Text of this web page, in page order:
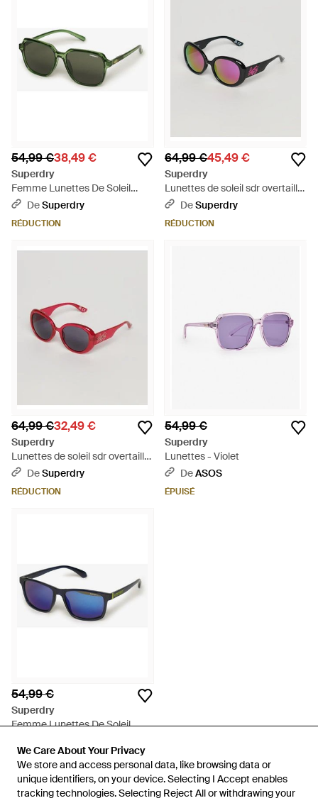
We Care About Your Privacy
We store and access personal data, like browsing data or
unique identifiers, on your device. Selecting I Accept enables
tracking technologies. Selecting Reject All or withdrawing your
We Care About Your Privacy
We store and access personal data, like browsing data or
unique identifiers, on your device. Selecting I Accept enables
tracking technologies. Selecting Reject All or withdrawing your
54,99 €38,49 €
Superdry
Femme Lunettes De Soleil
Carrées Overtaille Taille: 1Taille
DeSuperdry
RÉDUCTION
64,99 €45,49 €
Superdry
Lunettes de soleil sdr overtaille
bug - Noir
DeSuperdry
RÉDUCTION
64,99 €32,49 €
Superdry
Lunettes de soleil sdr overtaille
bug - Rose
DeSuperdry
RÉDUCTION
54,99 €
Superdry
Lunettes - Violet
DeASOS
ÉPUISÉ
54,99 €
Superdry
Femme Lunettes De Soleil
ÉPUISÉ